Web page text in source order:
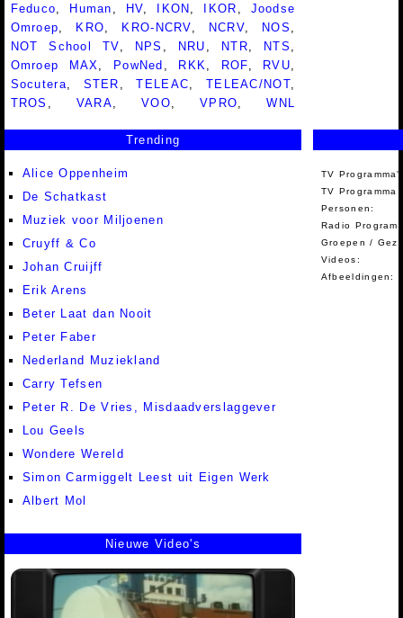
Feduco
Human HV IKON IKOR
Joodse
Omroep
KRO KRO-NCRV NCRV NOS
NOT School TV
NPS NRU NTR NTS
Omroep MAX
PowNed RKK ROF RVU
Socutera
STER ,TELEAC TELEAC/NOT
TROS
VARA ,VOO ,VPRO ,WNL
Trending
Alice Oppenheim
De Schatkast
Muziek voor Miljoenen
Cruyff & Co
Johan Cruijff
Erik Arens
Beter Laat dan Nooit
Peter Faber
Nederland Muziekland
Carry Tefsen
Peter R. De Vries, Misdaadverslaggever
Lou Geels
Wondere Wereld
Simon Carmiggelt Leest uit Eigen Werk
Albert Mol
TV
TV Programma
Personen:
Radio
Groepen /
Videos:
Afbeeldingen:
Nieuwe Video's